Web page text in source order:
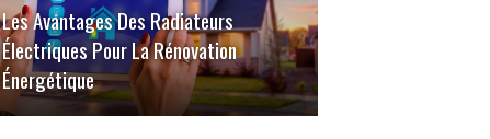
Les Avantages Des Radiateurs
Électriques Pour La Rénovation
Énergétique